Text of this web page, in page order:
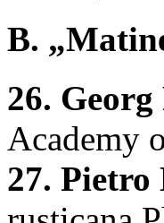
B.
26.
Academy
27. Pietro